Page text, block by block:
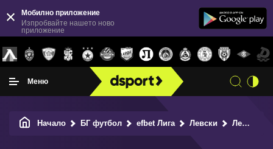
Мобилно приложение
Изпробвайте нашето ново
приложение
Меню
Начало БГ футбол efbet Лига Левски Левски излиза променен в Европа